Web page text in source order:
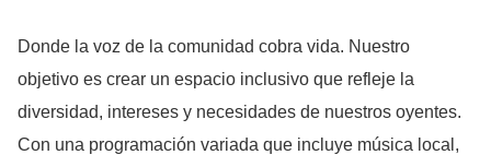
Donde la voz de la comunidad cobra vida. Nuestro
objetivo es crear un espacio inclusivo que refleje la
diversidad, intereses y necesidades de nuestros oyentes.
Con una programación variada que incluye música local,